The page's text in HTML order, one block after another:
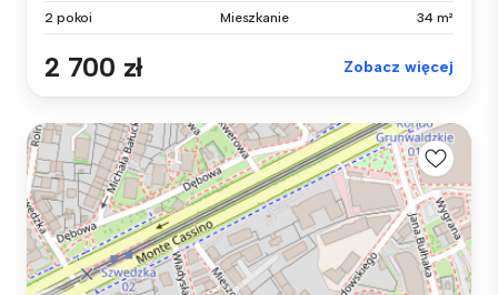
2 pokoi Mieszkanie 34 m²
2 700 zł Zobacz więcej